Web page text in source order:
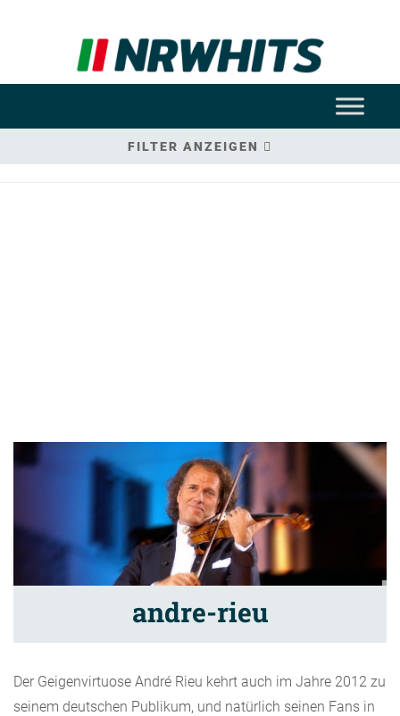
FILTER ANZEIGEN
andre-rieu
Der Geigenvirtuose André Rieu kehrt auch im Jahre 2012 zu
seinem deutschen Publikum, und natürlich seinen Fans in